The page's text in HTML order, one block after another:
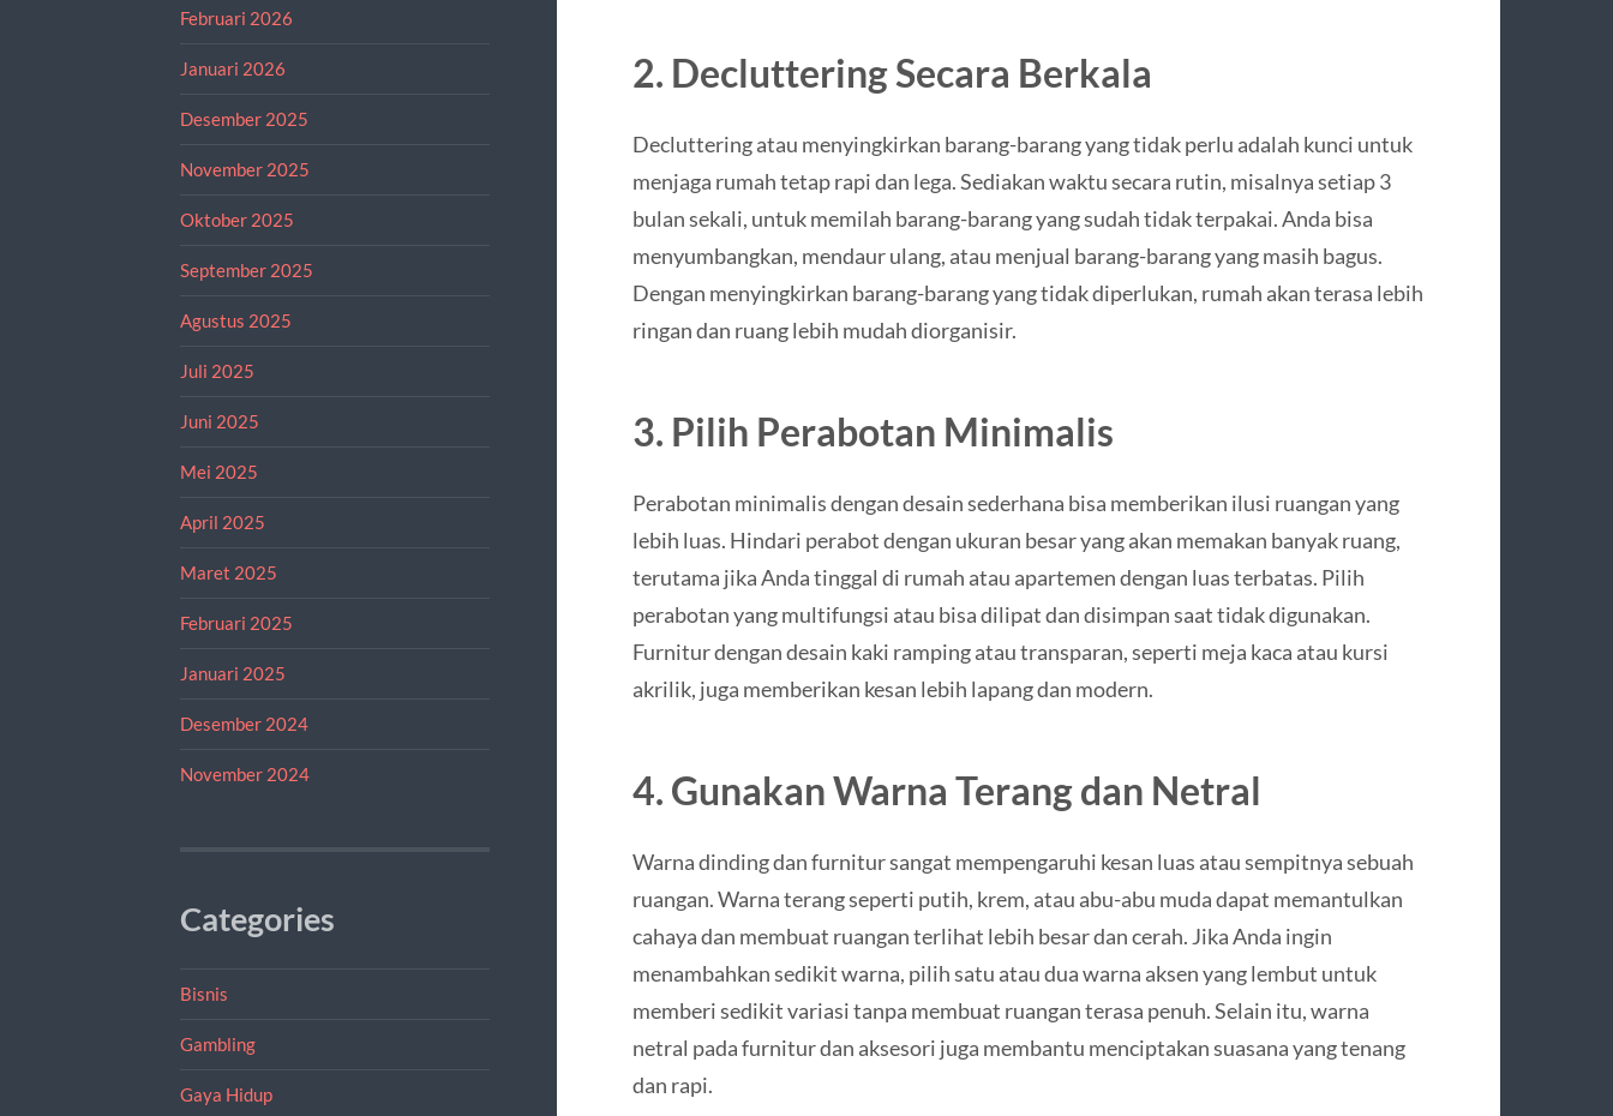
Februari 2026
Januari 2026
Desember 2025
November 2025
Oktober 2025
September 2025
Agustus 2025
Juli 2025
Juni 2025
Mei 2025
April 2025
Maret 2025
Februari 2025
Januari 2025
Desember 2024
November 2024
Categories
Bisnis
Gambling
Gaya Hidup
2. Decluttering Secara Berkala
Decluttering atau menyingkirkan barang-barang yang tidak perlu adalah kunci untuk
menjaga rumah tetap rapi dan lega. Sediakan waktu secara rutin, misalnya setiap 3
bulan sekali, untuk memilah barang-barang yang sudah tidak terpakai. Anda bisa
menyumbangkan, mendaur ulang, atau menjual barang-barang yang masih bagus.
Dengan menyingkirkan barang-barang yang tidak diperlukan, rumah akan terasa lebih
ringan dan ruang lebih mudah diorganisir.
3. Pilih Perabotan Minimalis
Perabotan minimalis dengan desain sederhana bisa memberikan ilusi ruangan yang
lebih luas. Hindari perabot dengan ukuran besar yang akan memakan banyak ruang,
terutama jika Anda tinggal di rumah atau apartemen dengan luas terbatas. Pilih
perabotan yang multifungsi atau bisa dilipat dan disimpan saat tidak digunakan.
Furnitur dengan desain kaki ramping atau transparan, seperti meja kaca atau kursi
akrilik, juga memberikan kesan lebih lapang dan modern.
4. Gunakan Warna Terang dan Netral
Warna dinding dan furnitur sangat mempengaruhi kesan luas atau sempitnya sebuah
ruangan. Warna terang seperti putih, krem, atau abu-abu muda dapat memantulkan
cahaya dan membuat ruangan terlihat lebih besar dan cerah. Jika Anda ingin
menambahkan sedikit warna, pilih satu atau dua warna aksen yang lembut untuk
memberi sedikit variasi tanpa membuat ruangan terasa penuh. Selain itu, warna
netral pada furnitur dan aksesori juga membantu menciptakan suasana yang tenang
dan rapi.